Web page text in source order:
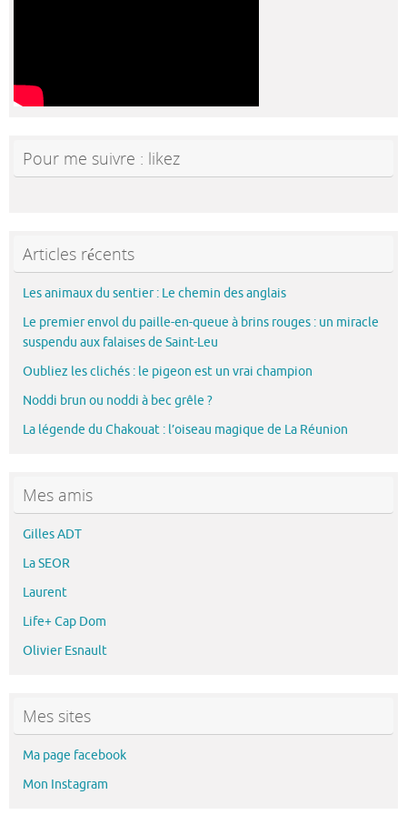
Pour me suivre : likez
Articles récents
Les animaux du sentier : Le chemin des anglais
Le premier envol du paille-en-queue à brins rouges : un miracle
suspendu aux falaises de Saint-Leu
Oubliez les clichés : le pigeon est un vrai champion
Noddi brun ou noddi à bec grêle ?
La légende du Chakouat : l’oiseau magique de La Réunion
Mes amis
Gilles ADT
La SEOR
Laurent
Life+ Cap Dom
Olivier Esnault
Mes sites
Ma page facebook
Mon Instagram